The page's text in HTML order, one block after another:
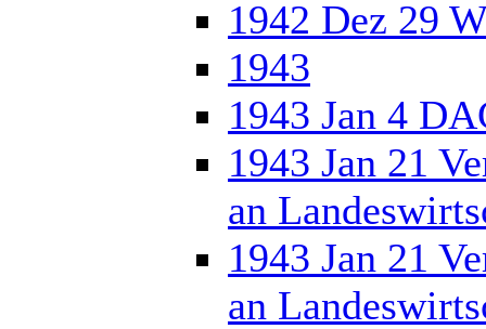
1942 Dez 29
1943
1943 Jan 4
1943 Jan 21
an
1943 Jan 21
an